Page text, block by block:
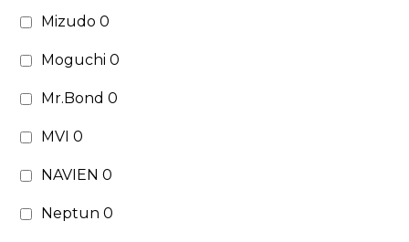
Mizudo0
Moguchi0
Mr.Bond0
MVI0
NAVIEN0
Neptun0